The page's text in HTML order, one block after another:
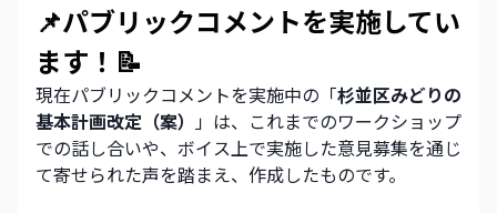
📌パブリックコメントを実施してい
ます！📝
現在パブリックコメントを実施中の「杉並区みどりの
基本計画改定（案） 」は、これまでのワークショップ
での話し合いや、ボイス上で実施した意見募集を通じ
て寄せられた声を踏まえ、作成したものです。